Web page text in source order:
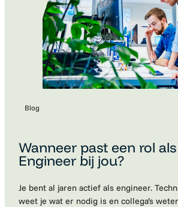
Blog
Wanneer past een rol
Engineer bij jou?
Je bent al jaren actief als engineer.
weet je wat er nodig is en collega’s